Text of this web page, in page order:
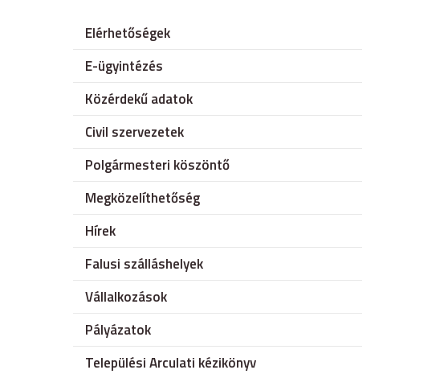
Elérhetőségek
E-ügyintézés
Közérdekű adatok
Civil szervezetek
Polgármesteri köszöntő
Megközelíthetőség
Hírek
Falusi szálláshelyek
Vállalkozások
Pályázatok
Települési Arculati kézikönyv